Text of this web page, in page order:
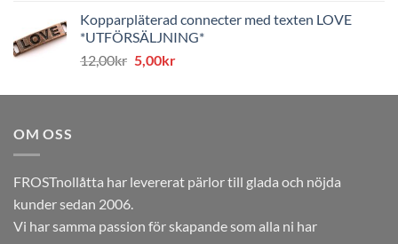
priset
var:
12,00kr.
priset
är:
5,00kr.
Kopparpläterad connecter med texten LOVE
*UTFÖRSÄLJNING*
12,00kr Det
priset
5,00krDet
priset
OM OSS
FROSTnollåtta har levererat pärlor till glada och nöjda
kunder sedan 2006.
Vi har samma passion för skapande som alla ni har